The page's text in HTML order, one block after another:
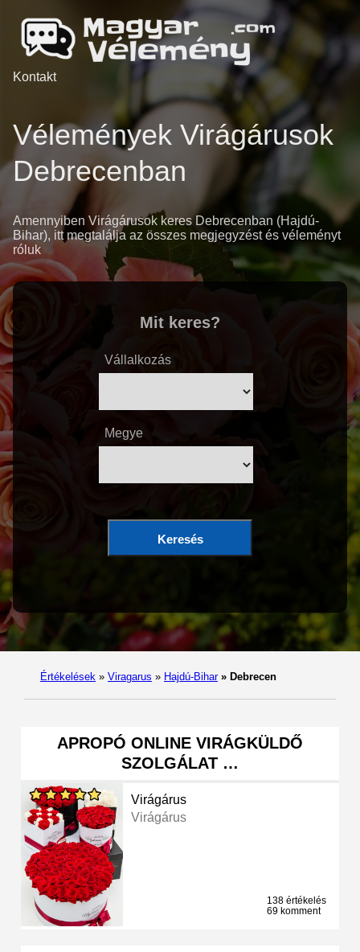
Kontakt
Vélemények Virágárusok
Debrecenban
Amennyiben Virágárusok keres Debrecenban (Hajdú-
Bihar), itt megtalálja az összes megjegyzést és véleményt
róluk
Mit keres?
Vállalkozás
Megye
Keresés
Értékelések » Viragarus » Hajdú-Bihar » Debrecen
APROPÓ ONLINE VIRÁGKÜLDŐ
SZOLGÁLAT …
Virágárus
Virágárus
138 értékelés
69 komment